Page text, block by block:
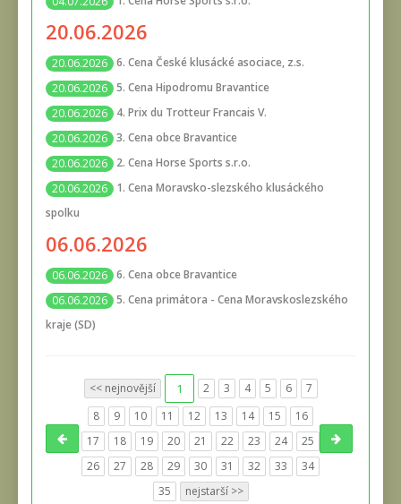
20.06.2026
20.06.2026 6. Cena České klusácké asociace, z.s.
20.06.2026 5. Cena Hipodromu Bravantice
20.06.2026
4. Prix du Trotteur Francais V.
20.06.2026 3. Cena obce Bravantice
20.06.2026
2. Cena Horse Sports s.r.o.
20.06.2026
1. Cena Moravsko-slezského klusáckého
spolku
06.06.2026
06.06.2026 6. Cena obce Bravantice
06.06.2026 5. Cena primátora - Cena Moravskoslezského
kraje (SD)
<< nejnovější 1 2 3 4 5 6
7
8
9 10 11 12 13 14 15
16
17
18 19 20 21 22 23 24
25
26
27 28 29 30 31 32 33
34
35
nejstarší >>